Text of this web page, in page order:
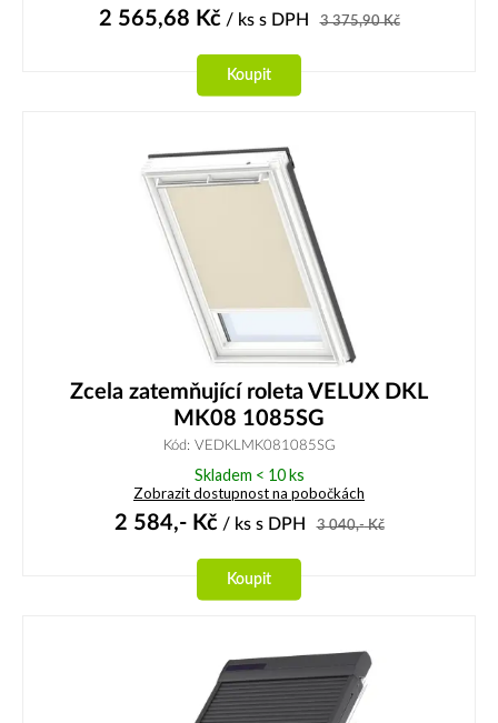
2 565,68 Kč/ ks s DPH 3 375,90Kč
Koupit
Zcela zatemňující roleta VELUX DKL
MK08 1085SG
Kód: VEDKLMK081085SG
Skladem < 10 ks
Zobrazit dostupnost na pobočkách
2 584,-Kč/ ks s DPH 3 040,-Kč
Koupit